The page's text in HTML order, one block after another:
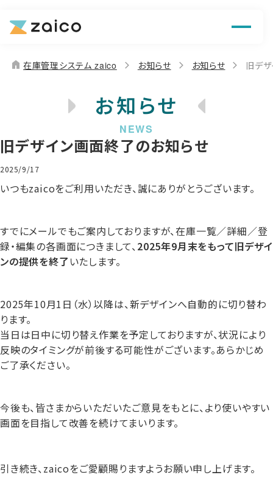
機能
お役立ち情報
home 在庫管理システム zaico お知らせ お知らせ 旧デ
お知らせ
旧デザイン画面終了のお知らせ
2025/9/17
いつもzaicoをご利用いただき、誠にありがとうございます。
すでにメールでもご案内しておりますが、在庫一覧／詳細／登
録・編集の各画面につきまして、2025年9月末をもって旧デザイ
ンの提供を終了いたします。
2025年10月1日（水）以降は、新デザインへ自動的に切り替わ
ります。
当日は日中に切り替え作業を予定しておりますが、状況により
反映のタイミングが前後する可能性がございます。あらかじめ
ご了承ください。
今後も、皆さまからいただいたご意見をもとに、より使いやすい
画面を目指して改善を続けてまいります。
引き続き、zaicoをご愛顧賜りますようお願い申し上げます。